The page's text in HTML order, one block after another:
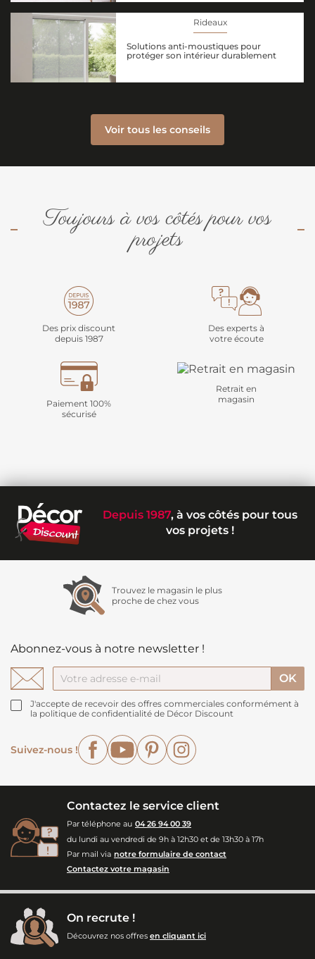
Rideaux
Solutions anti-moustiques pour
protéger son intérieur durablement
Voir tous les conseils
Toujours à vos côtés pour vos
projets
Des prix discount
depuis 1987
Des experts à
votre écoute
Paiement 100%
sécurisé
Retrait en
magasin
Depuis 1987, à vos côtés pour tous
vos projets !
Trouvez le magasin le plus
proche de chez vous
Abonnez-vous à notre newsletter !
J'accepte de recevoir des offres commerciales conformément à
la politique de confidentialité de Décor Discount
Suivez-nous !
FacebookYouTubePinterest
Contactez le service client
Par téléphone au 04 26 94 00 39
du lundi au vendredi de 9h à 12h30 et de 13h30 à 17h
Par mail via notre formulaire de contact
Contactez votre magasin
On recrute !
Découvrez nos offres en cliquant ici